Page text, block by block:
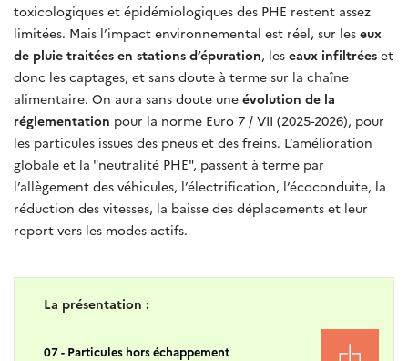
toxicologiques et épidémiologiques des PHE restent assez
limitées. Mais l’impact environnemental est réel, sur les eux
de pluie traitées en stations d’épuration, les eaux infiltrées et
donc les captages, et sans doute à terme sur la chaîne
alimentaire. On aura sans doute une évolution de la
réglementation pour la norme Euro 7 / VII (2025-2026), pour
les particules issues des pneus et des freins. L’amélioration
globale et la "neutralité PHE", passent à terme par
l’allègement des véhicules, l’électrification, l’écoconduite, la
réduction des vitesses, la baisse des déplacements et leur
report vers les modes actifs.
La présentation :
07 - Particules hors échappement